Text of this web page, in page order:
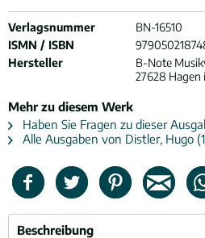
Verlagsnummer
BN-16510
ISMN / ISBN
Hersteller
B-Note
27628 Hagen
Mehr zu diesem Werk
Haben Sie Fragen zu dieser
Alle Ausgaben von Distler, Hugo
Beschreibung